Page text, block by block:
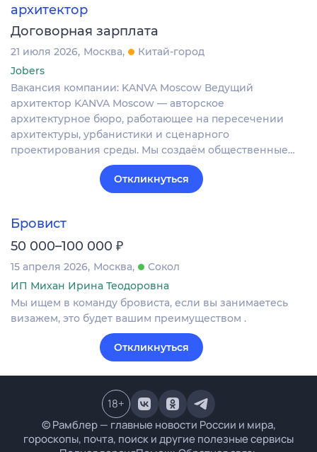
архитектор
Договорная зарплата
21 июля 2026 Москва
Китай-город
Jobers
Вакансия компании: KANVA Moscow Ведущий
архитектор KANVA Moscow — авторское
архитектурное бюро, работающее на пересечении
архитектуры, урбанистики и сценарного
проектирования среды. Мы создаём общественные…
Откликнуться
Бровист
50 000–100 000 ₽
15 апреля 2026 Москва
Сокол
ИП Михан Ирина Теодоровна
Мы ищем в команду бровиста, если вы занимаетесь
визажем, это будет вашим преимуществом .
Откликнуться
© Рамблер — главные новости России и мира,
гороскопы, почта, поиск и другие полезные сервисы
18+